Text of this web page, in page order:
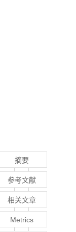
摘要
参考文献
相关文章
Metrics